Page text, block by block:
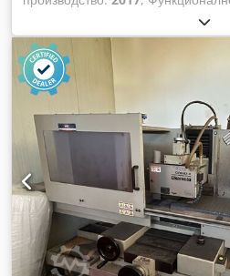
, номер на
163190, дължина на шлифоване:
шлайфане:
300 мм
, максимално
детайл: 270 кг
разстояние от масата до
Нова хоризонтална
отработени часове!
шлайфане Дължина на
шлайфане: 300 мм Работна маса
детайла Размери на масата:
тегло на детайла: 270 кг
шпиндела и повърхността на
придвижвания Ход по ос X: 765
Деление на скалата по ос Y: 0,02